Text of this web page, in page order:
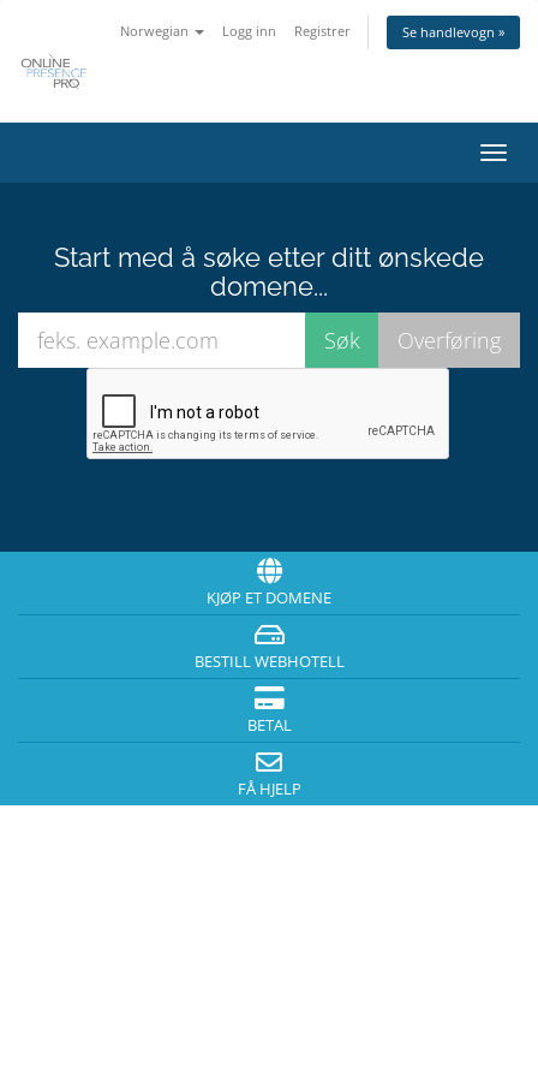
Norwegian Logg inn Registrer Se handlevogn »
Bytt
Start med å søke etter ditt ønskede
domene...
KJØP ET DOMENE
BESTILL WEBHOTELL
BETAL
FÅ HJELP